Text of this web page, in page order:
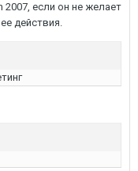
2007, если он не желает
действия.